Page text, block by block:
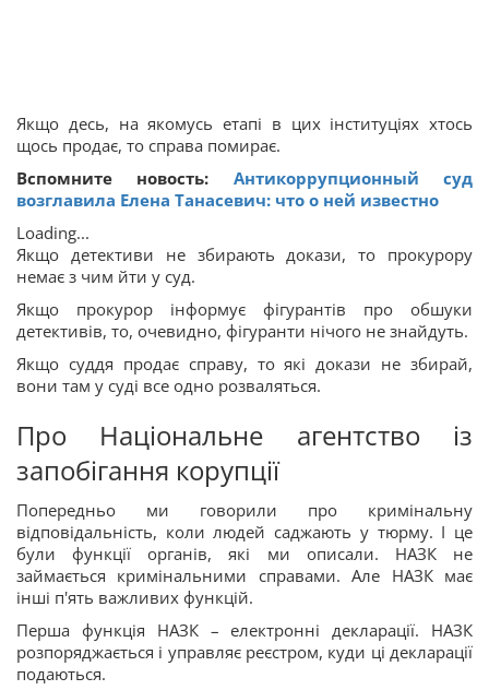
Якщо десь, на якомусь етапі в цих інституціях хтось
щось продає, то справа помирає.
Вспомните новость: Антикоррупционный суд
возглавила Елена Танасевич: что о ней известно
Loading...
Якщо детективи не збирають докази, то прокурору
немає з чим йти у суд.
Якщо прокурор інформує фігурантів про обшуки
детективів, то, очевидно, фігуранти нічого не знайдуть.
Якщо суддя продає справу, то які докази не збирай,
вони там у суді все одно розваляться.
Про Національне агентство із
запобігання корупції
Попередньо ми говорили про кримінальну
відповідальність, коли людей саджають у тюрму. І це
були функції органів, які ми описали. НАЗК не
займається кримінальними справами. Але НАЗК має
інші п'ять важливих функцій.
Перша функція НАЗК – електронні декларації. НАЗК
розпоряджається і управляє реєстром, куди ці декларації
подаються.